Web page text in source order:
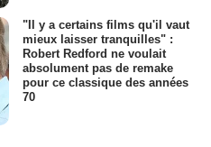
"Il y a certains films qu'il vaut
mieux laisser tranquilles" :
Robert Redford ne voulait
absolument pas de remake
pour ce classique des années
70